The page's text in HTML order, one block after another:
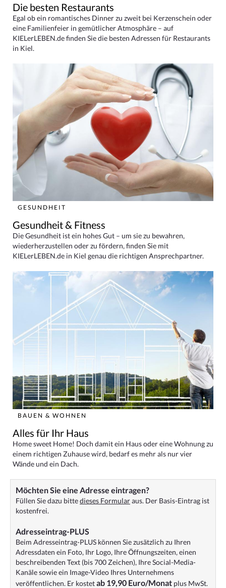
Die besten Restaurants
Egal ob ein romantisches Dinner zu zweit bei Kerzenschein oder
eine Familienfeier in gemütlicher Atmosphäre – auf
KIELerLEBEN.de finden Sie die besten Adressen für Restaurants
in Kiel.
GESUNDHEIT
Gesundheit & Fitness
Die Gesundheit ist ein hohes Gut – um sie zu bewahren,
wiederherzustellen oder zu fördern, finden Sie mit
KIELerLEBEN.de in Kiel genau die richtigen Ansprechpartner.
BAUEN & WOHNEN
Alles für Ihr Haus
Home sweet Home! Doch damit ein Haus oder eine Wohnung zu
einem richtigen Zuhause wird, bedarf es mehr als nur vier
Wände und ein Dach.
Möchten Sie eine Adresse eintragen?
Füllen Sie dazu bittedieses Formularaus. Der Basis-Eintrag ist
kostenfrei.
Adresseintrag-PLUS
Beim Adresseintrag-PLUS können Sie zusätzlich zu Ihren
Adressdaten ein Foto, Ihr Logo, Ihre Öffnungszeiten, einen
beschreibenden Text (bis 700 Zeichen), Ihre Social-Media-
Kanäle sowie ein Image-Video Ihres Unternehmens
veröffentlichen. Er kostetab 19,90 Euro/Monat plus MwSt.